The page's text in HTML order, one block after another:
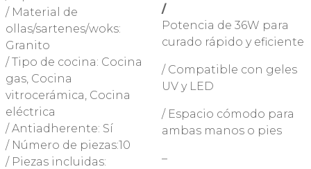
/ Material de
ollas/sartenes/woks:
Granito
/ Tipo de cocina: Cocina
gas, Cocina
vitrocerámica, Cocina
eléctrica
/ Antiadherente: Sí
/ Número de piezas:10
/ Piezas incluidas:
/
Potencia de 36W para
curado rápido y eficiente
/ Compatible con geles
UV y LED
/ Espacio cómodo para
ambas manos o pies
–